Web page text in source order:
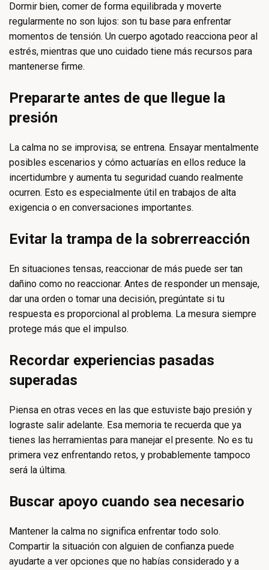
Dormir bien, comer de forma equilibrada y moverte
regularmente no son lujos: son tu base para enfrentar
momentos de tensión. Un cuerpo agotado reacciona peor al
estrés, mientras que uno cuidado tiene más recursos para
mantenerse firme.
Prepararte antes de que llegue la
presión
La calma no se improvisa; se entrena. Ensayar mentalmente
posibles escenarios y cómo actuarías en ellos reduce la
incertidumbre y aumenta tu seguridad cuando realmente
ocurren. Esto es especialmente útil en trabajos de alta
exigencia o en conversaciones importantes.
Evitar la trampa de la sobrerreacción
En situaciones tensas, reaccionar de más puede ser tan
dañino como no reaccionar. Antes de responder un mensaje,
dar una orden o tomar una decisión, pregúntate si tu
respuesta es proporcional al problema. La mesura siempre
protege más que el impulso.
Recordar experiencias pasadas
superadas
Piensa en otras veces en las que estuviste bajo presión y
lograste salir adelante. Esa memoria te recuerda que ya
tienes las herramientas para manejar el presente. No es tu
primera vez enfrentando retos, y probablemente tampoco
será la última.
Buscar apoyo cuando sea necesario
Mantener la calma no significa enfrentar todo solo.
Compartir la situación con alguien de confianza puede
ayudarte a ver opciones que no habías considerado y a